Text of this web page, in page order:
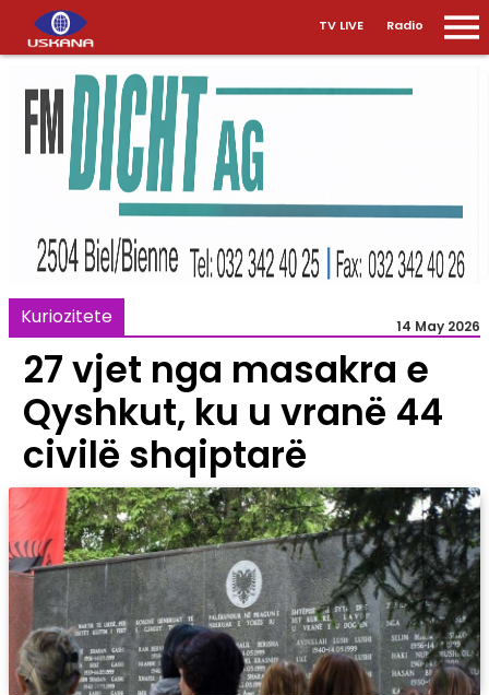
TV LIVE Radio
Kuriozitete 14 May 2026
27 vjet nga masakra e
Qyshkut, ku u vranë 44
civilë shqiptarë